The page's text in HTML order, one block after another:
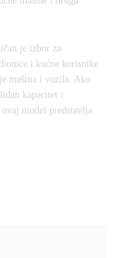
je izbor za
i kućne korisnike
mašina i vozila. Ako
kapacitet i
model predstavlja